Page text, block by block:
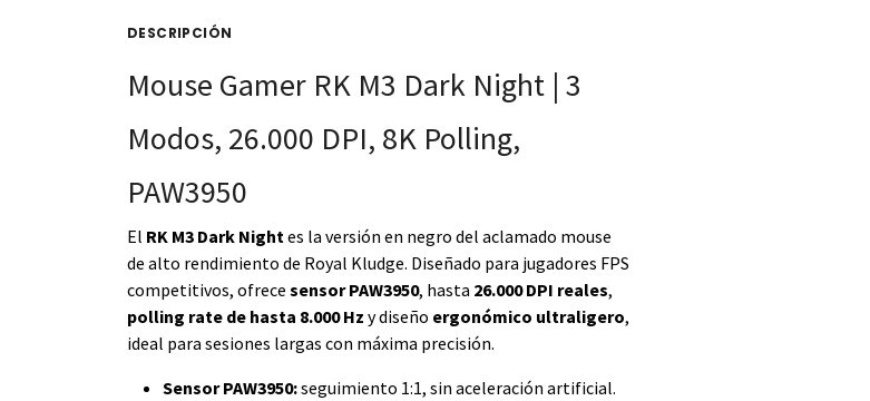
DESCRIPCIÓN
Mouse Gamer RK M3 Dark Night | 3
Modos, 26.000 DPI, 8K Polling,
PAW3950
El RK M3 Dark Nightes la versión en negro del aclamado mouse
de alto rendimiento de Royal Kludge. Diseñado para jugadores FPS
competitivos, ofrece sensor PAW3950, hasta 26.000 DPI reales,
polling rate de hasta 8.000 Hz y diseño ergonómico ultraligero,
ideal para sesiones largas con máxima precisión.
Sensor PAW3950:seguimiento 1:1, sin aceleración artificial.